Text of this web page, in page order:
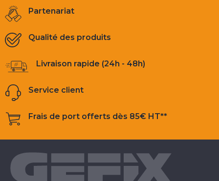
Partenariat
Qualité des produits
Livraison rapide (24h - 48h)
Service client
Frais de port offerts dès 85€ HT**